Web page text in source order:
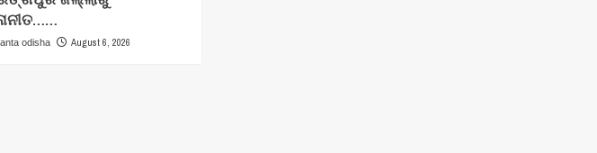
odisha August 6, 2026